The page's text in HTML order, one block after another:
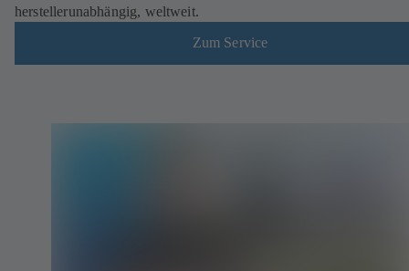
herstellerunabhängig, weltweit.
Zum Service